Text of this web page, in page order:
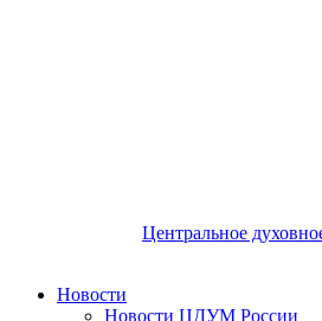
Центральное
Новости
Новости ЦДУМ России